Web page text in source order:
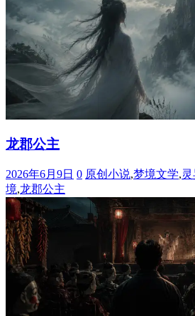
龙郡公主
2026年6月9日 0 原创小说,梦境文学,
境,龙郡公主